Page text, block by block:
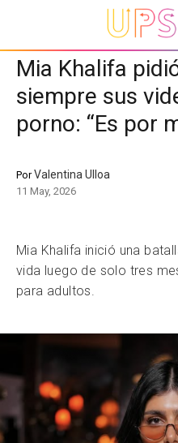
Mia Khalifa
siempre sus
porno: “Es por
PorValentina Ulloa
11 May, 2026
Mia Khalifa inició una
vida luego de solo tres
para adultos.